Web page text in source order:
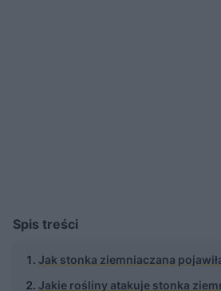
Spis treści
Jak stonka ziemniaczana
Jakie rośliny atakuje stonka